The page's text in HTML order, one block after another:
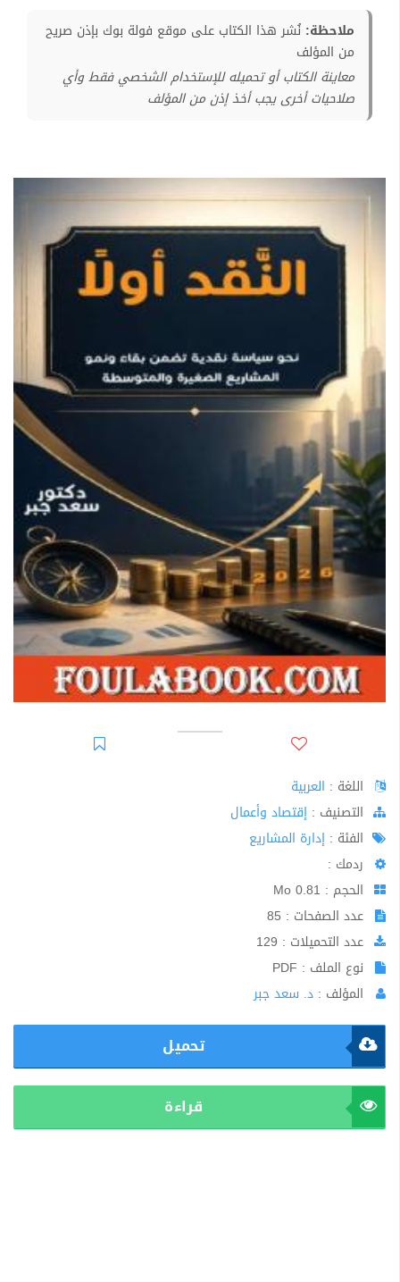
ملاحظة: نُشر هذا الكتاب على موقع فولة بوك بإذن صريح
من المؤلف
معاينة الكتاب أو تحميله للإستخدام الشخصي فقط وأي
صلاحيات أخرى يجب أخذ إذن من المؤلف
اللغة : العربية
اﻟﺘﺼﻨﻴﻒ : إقتصاد وأعمال
الفئة : إدارة المشاريع
ردمك :
الحجم : 0.81 Mo
عدد الصفحات : 85
عدد التحميلات : 129
نوع الملف : PDF
المؤلف : د. سعد جبر
تحميل
قراءة